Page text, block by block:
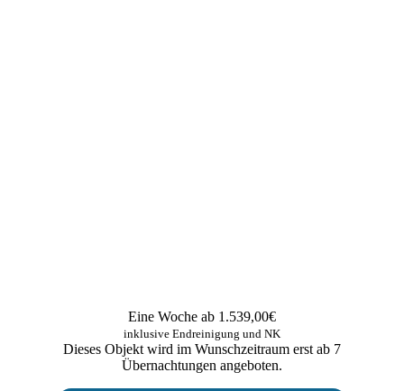
Eine Woche ab 1.539,00€
inklusive Endreinigung und NK
Dieses Objekt wird im Wunschzeitraum erst ab 7
Übernachtungen angeboten.